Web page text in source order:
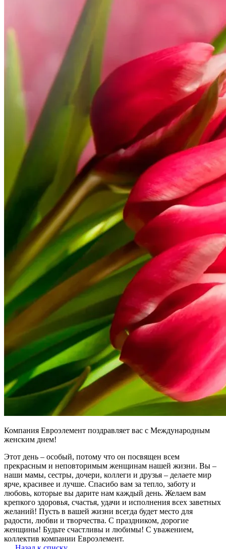
Компания Евроэлемент поздравляет вас с Международным
женским днем!
Этот день – особый, потому что он посвящен всем
прекрасным и неповторимым женщинам нашей жизни. Вы –
наши мамы, сестры, дочери, коллеги и друзья – делаете мир
ярче, красивее и лучше. Спасибо вам за тепло, заботу и
любовь, которые вы дарите нам каждый день. Желаем вам
крепкого здоровья, счастья, удачи и исполнения всех заветных
желаний! Пусть в вашей жизни всегда будет место для
радости, любви и творчества. С праздником, дорогие
женщины! Будьте счастливы и любимы! С уважением,
коллектив компании Евроэлемент.